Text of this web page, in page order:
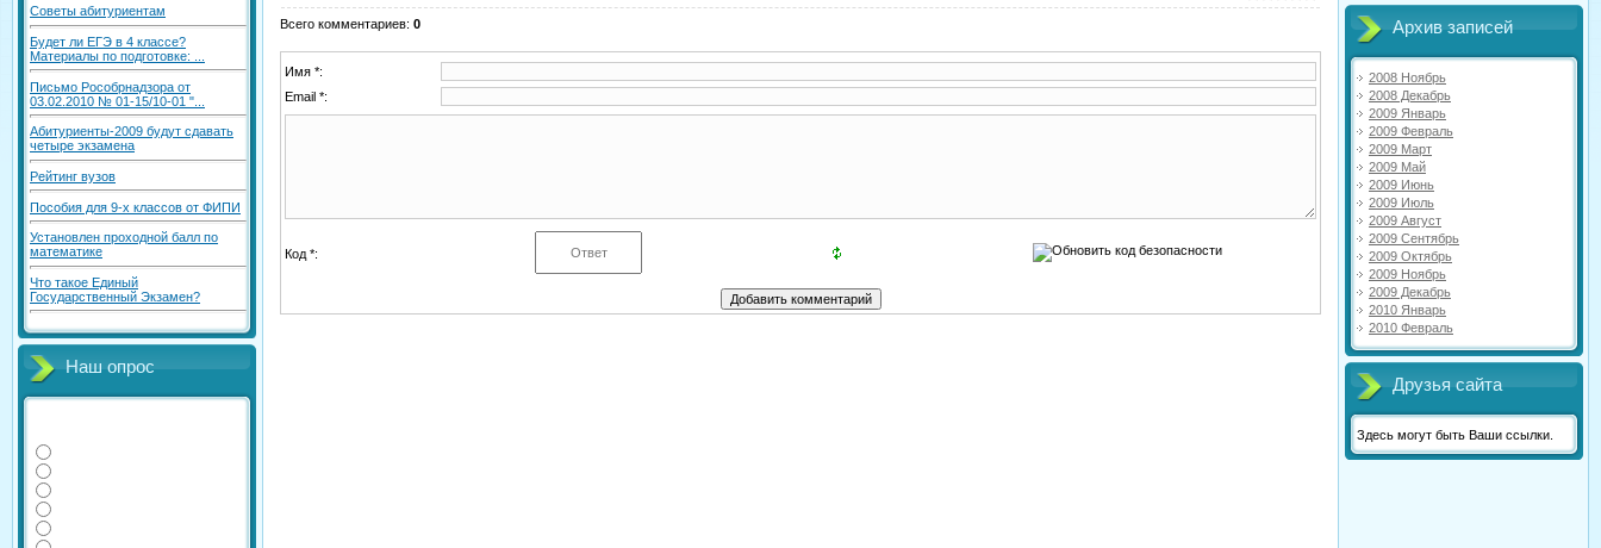
Советы абитуриентам
Будет ли ЕГЭ в 4 классе?
Материалы по подготовке: ...
Письмо Рособрнадзора от
03.02.2010 № 01-15/10-01 "...
Абитуриенты-2009 будут сдавать
четыре экзамена
Рейтинг вузов
Пособия для 9-х классов от ФИПИ
Установлен проходной балл по
математике
Что такое Единый
Государственный Экзамен?
Наш опрос
Всего комментариев: 0
Имя *:
Email *:
Код *:
Архив записей
2008 Ноябрь
2008 Декабрь
2009 Январь
2009 Февраль
2009 Март
2009 Май
2009 Июнь
2009 Июль
2009 Август
2009 Сентябрь
2009 Октябрь
2009 Ноябрь
2009 Декабрь
2010 Январь
2010 Февраль
Друзья сайта
Здесь могут быть Ваши ссылки.